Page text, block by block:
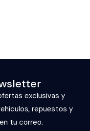
exclusivas y
repuestos y
tu correo.